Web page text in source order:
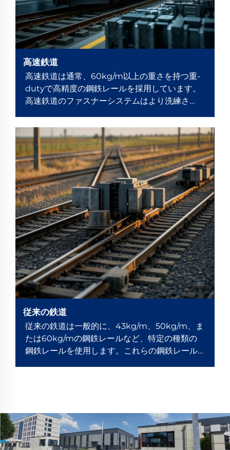
高速鉄道
高速鉄道は通常、60kg/m以上の重さを持つ重-
dutyで高精度の鋼鉄レールを採用しています。
高速鉄道のファスナーシステムはより洗練さ
ト...
従来の鉄道
従来の鉄道は一般的に、43kg/m、50kg/m、ま
たは60kg/mの鋼鉄レールなど、特定の種類の
鋼鉄レールを使用します。これらの鋼鉄レール